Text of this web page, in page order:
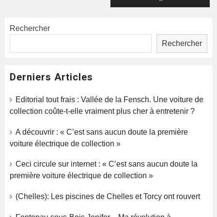
Rechercher
Rechercher
Derniers Articles
Editorial tout frais : Vallée de la Fensch. Une voiture de
collection coûte-t-elle vraiment plus cher à entretenir ?
A découvrir : « C’est sans aucun doute la première
voiture électrique de collection »
Ceci circule sur internet : « C’est sans aucun doute la
première voiture électrique de collection »
(Chelles): Les piscines de Chelles et Torcy ont rouvert